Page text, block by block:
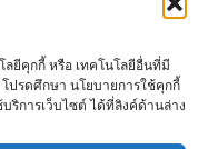
ลยีคุกกี้ หรือ เทคโนโลยีอื่นที่มี
ปรดศึกษา นโยบายการใช้คุกกี้
ริการเว็บไซต์ ได้ที่ลิงค์ด้านล่าง